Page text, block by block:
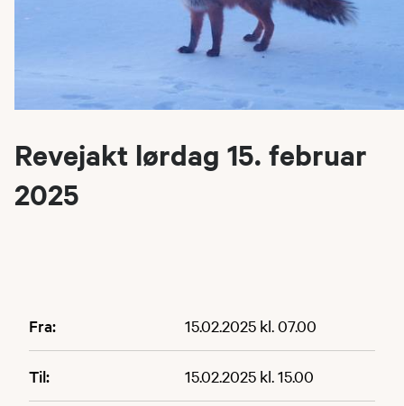
Revejakt lørdag 15. februar
2025
Fra: 15.02.2025 kl. 07.00
Til: 15.02.2025 kl. 15.00